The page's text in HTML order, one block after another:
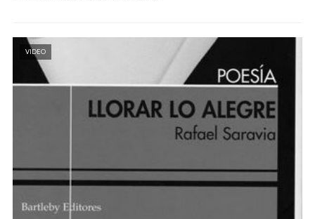
VIDEO